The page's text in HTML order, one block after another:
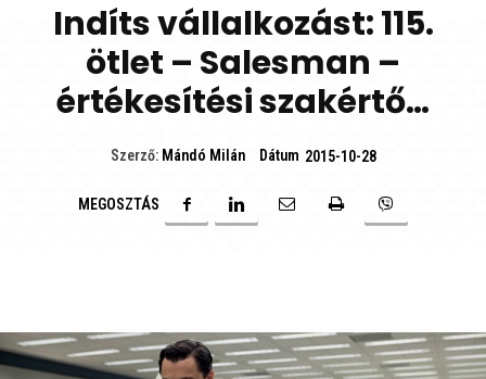
Indíts vállalkozást: 115.
ötlet – Salesman –
értékesítési szakértő…
Szerző: Mándó Milán Dátum 2015-10-28
MEGOSZTÁS